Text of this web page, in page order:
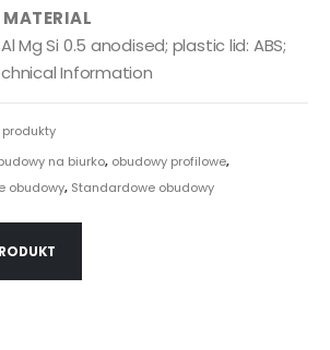
MATERIAL
Mg Si 0.5 anodised; plastic lid: ABS;
Information
na biurko, obudowy profilowe,
obudowy, Standardowe obudowy